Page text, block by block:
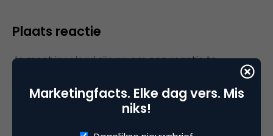
Plaats reactie
Je moetingelogd zijn opom een reactie te
Marketingfacts. Elke dag vers. Mis
niks!